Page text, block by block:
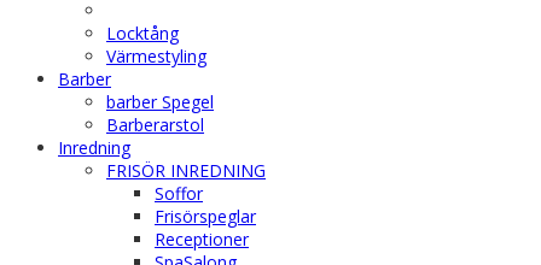
Locktång
Värmestyling
Barber
barber Spegel
Barberarstol
Inredning
FRISÖR INREDNING
Soffor
Frisörspeglar
Receptioner